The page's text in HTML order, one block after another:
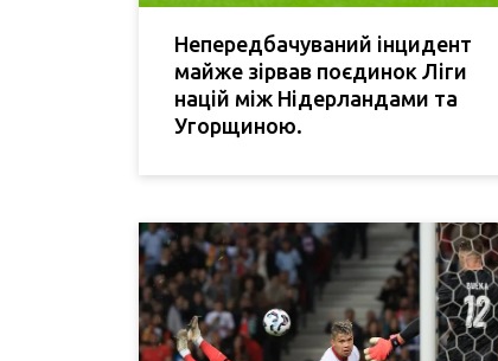
Непередбачуваний інцидент
майже зірвав поєдинок Ліги
націй між Нідерландами та
Угорщиною.